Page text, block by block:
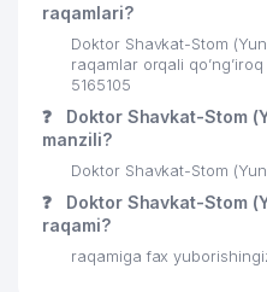
raqamlari?
Doktor Shavkat-Stom
raqamlar orqali
5165105
❓
Doktor Shavkat-Stom
manzili?
Doktor Shavkat-Stom
❓
Doktor Shavkat-Stom
raqami?
raqamiga fax